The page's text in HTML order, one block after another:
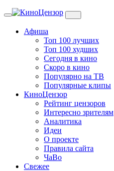
Toggle
Афиша
Топ 100 лучших
Топ 100 худших
Сегодня в кино
Скоро в кино
Популярно на ТВ
Популярные клипы
КиноЦензор
Рейтинг цензоров
Интересно зрителям
Аналитика
Идеи
О проекте
Правила сайта
ЧаВо
Свежее